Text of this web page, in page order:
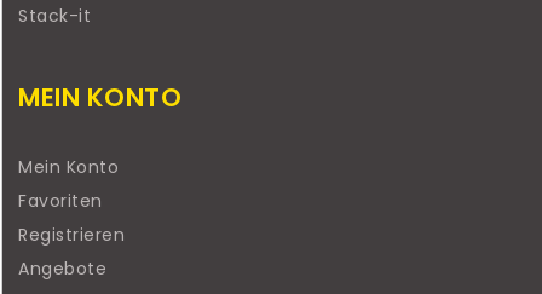
Stack-it
MEIN KONTO
Mein Konto
Favoriten
Registrieren
Angebote